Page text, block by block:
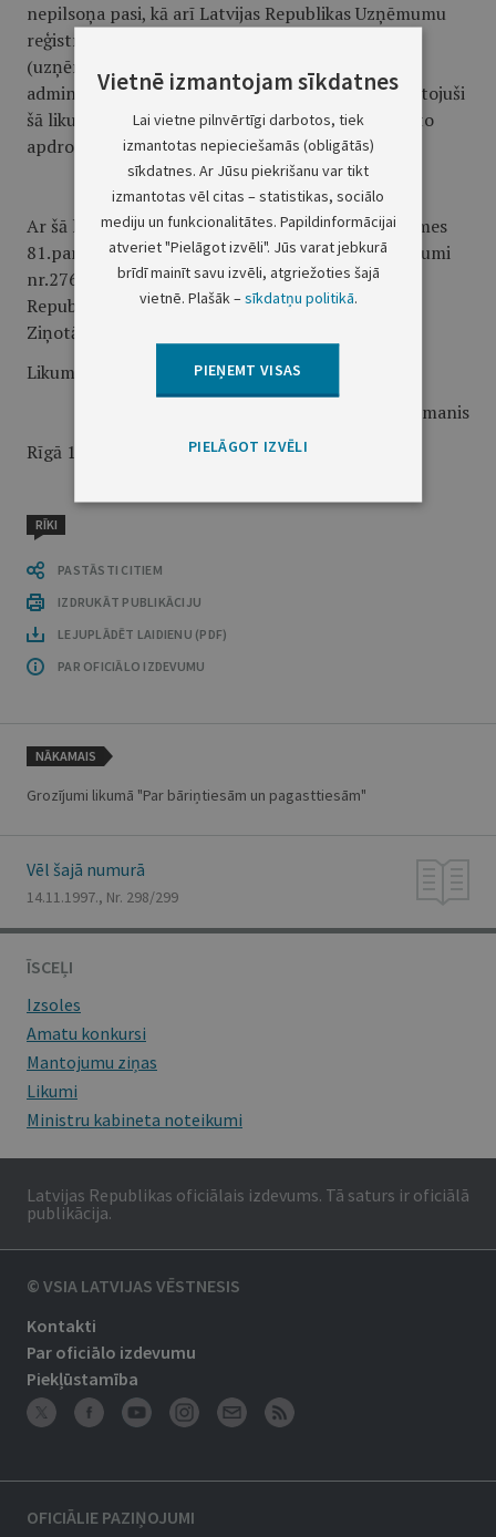
nepilsoņa pasi, kā arī Latvijas Republikas Uzņēmumu
reģistrā reģistrētajiem uzņēmumiem
(uzņēmējsabiedrībām), kas atbilst Civilās aviācijas
administrācijas noteiktajām prasībām un ir nokārtojuši
šā likuma 111.panta pirmajā daļā noteikto obligāto
apdrošināšanu.”
Pārejas noteikums
Ar šā likuma spēkā stāšanos spēku zaudē Satversmes
81.panta kārtībā izdotie Ministru kabineta noteikumi
nr.276 “Grozījums likumā “Par aviāciju”” (Latvijas
Republikas Saeimas un Ministru Kabineta
Ziņotājs,1997, 18.nr.).
Likums Saeimā pieņemts 1997.gada 30.oktobrī.
Valsts prezidents G.Ulmanis
Rīgā 1997.gada 14.novembrī
RĪKI
PASTĀSTI CITIEM
IZDRUKĀT PUBLIKĀCIJU
LEJUPLĀDĒT LAIDIENU (PDF)
PAR OFICIĀLO IZDEVUMU
NĀKAMAIS
Grozījumi likumā "Par bāriņtiesām un pagasttiesām"
Vēl šajā numurā
14.11.1997., Nr. 298/299
ĪSCEĻI
Izsoles
Amatu konkursi
Mantojumu ziņas
Likumi
Ministru kabineta noteikumi
Latvijas Republikas oficiālais izdevums. Tā saturs ir oficiālā
publikācija.
© VSIA LATVIJAS VĒSTNESIS
Kontakti
Par oficiālo izdevumu
Piekļūstamība
OFICIĀLIE PAZIŅOJUMI
Vietnē izmantojam sīkdatnes
Lai vietne pilnvērtīgi darbotos, tiek
izmantotas nepieciešamās (obligātās)
sīkdatnes. Ar Jūsu piekrišanu var tikt
izmantotas vēl citas – statistikas, sociālo
mediju un funkcionalitātes. Papildinformācijai
atveriet "Pielāgot izvēli". Jūs varat jebkurā
brīdī mainīt savu izvēli, atgriežoties šajā
vietnē. Plašāk –sīkdatņu politikā.
PIEŅEMT VISAS
PIELĀGOT IZVĒLI